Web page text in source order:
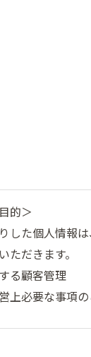
的＞
した個人情報
ただきます。
る顧客管理
上必要な事項